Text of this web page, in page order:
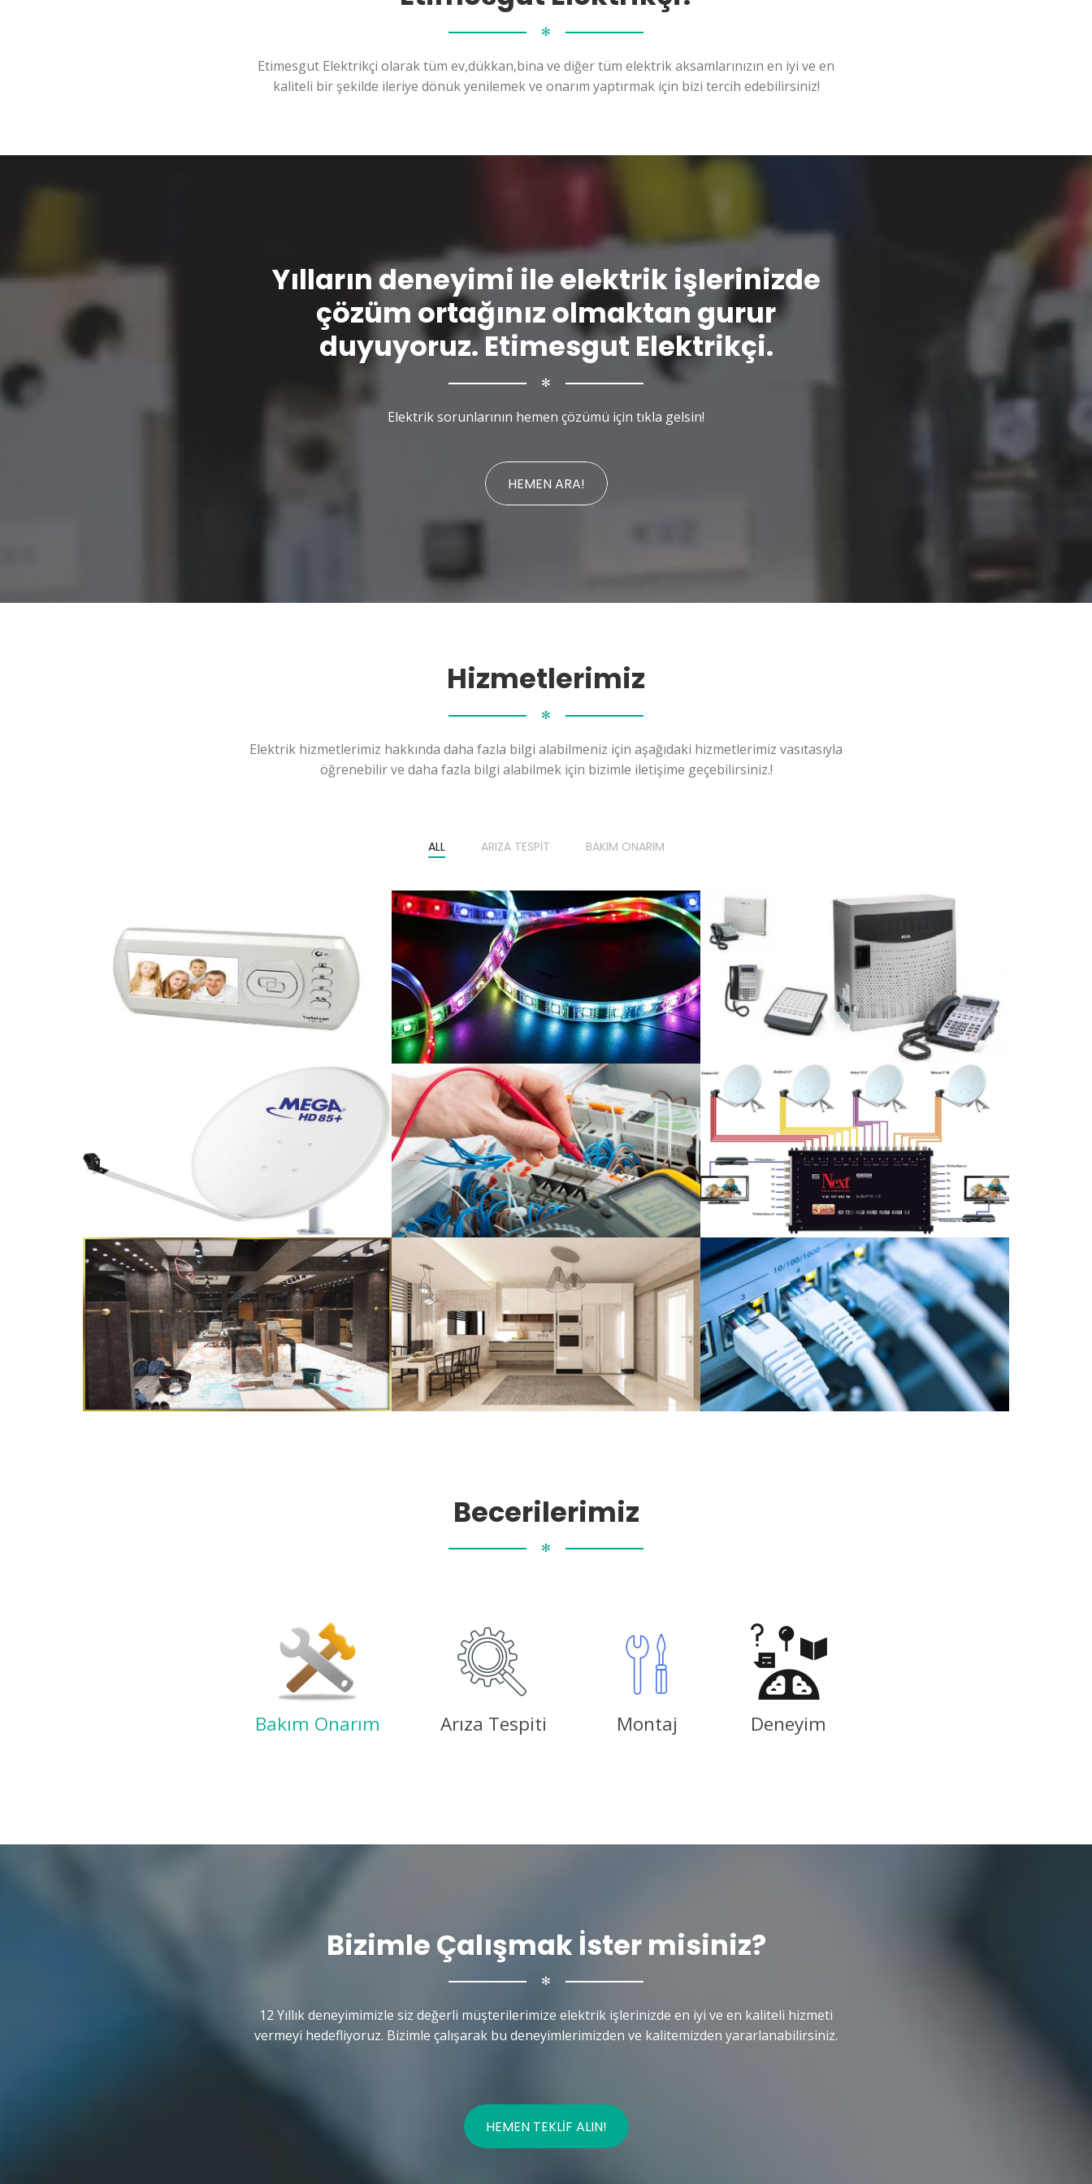
✻
Etimesgut Elektrikçi olarak tüm ev,dükkan,bina ve diğer tüm elektrik aksamlarınızın en iyi ve en
kaliteli bir şekilde ileriye dönük yenilemek ve onarım yaptırmak için bizi tercih edebilirsiniz!
Yılların deneyimi ile elektrik işlerinizde
çözüm ortağınız olmaktan gurur
duyuyoruz. Etimesgut Elektrikçi.
✻
Elektrik sorunlarının hemen çözümü için tıkla gelsin!
HEMEN ARA!
Hizmetlerimiz
✻
Elektrik hizmetlerimiz hakkında daha fazla bilgi alabilmeniz için aşağıdaki hizmetlerimiz vasıtasıyla
öğrenebilir ve daha fazla bilgi alabilmek için bizimle iletişime geçebilirsiniz.!
ALL ARIZA TESPIT BAKIM ONARIM
Becerilerimiz
✻
Bakım Onarım Arıza Tespiti Montaj Deneyim
Bizimle Çalışmak İster misiniz?
✻
12 Yıllık deneyimimizle siz değerli müşterilerimize elektrik işlerinizde en iyi ve en kaliteli hizmeti
vermeyi hedefliyoruz. Bizimle çalışarak bu deneyimlerimizden ve kalitemizden yararlanabilirsiniz.
HEMEN TEKLIF ALIN!